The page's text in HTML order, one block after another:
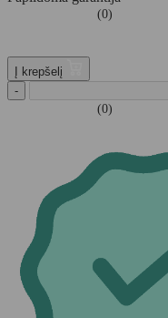
(0)
Į krepšelį
-
(0)